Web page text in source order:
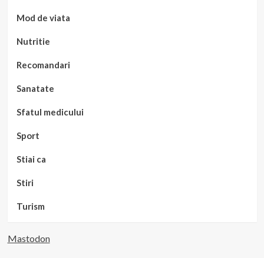
Mod de viata
Nutritie
Recomandari
Sanatate
Sfatul medicului
Sport
Stiai ca
Stiri
Turism
Mastodon